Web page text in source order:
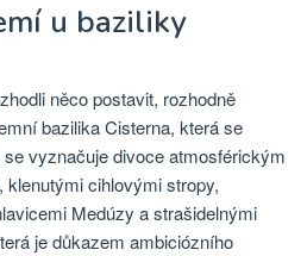
u baziliky
něco postavit, rozhodně
bazilika Cisterna, která se
vyznačuje divoce atmosférickým
klenutými cihlovými stropy,
Medúzy a strašidelnými
je důkazem ambiciózního